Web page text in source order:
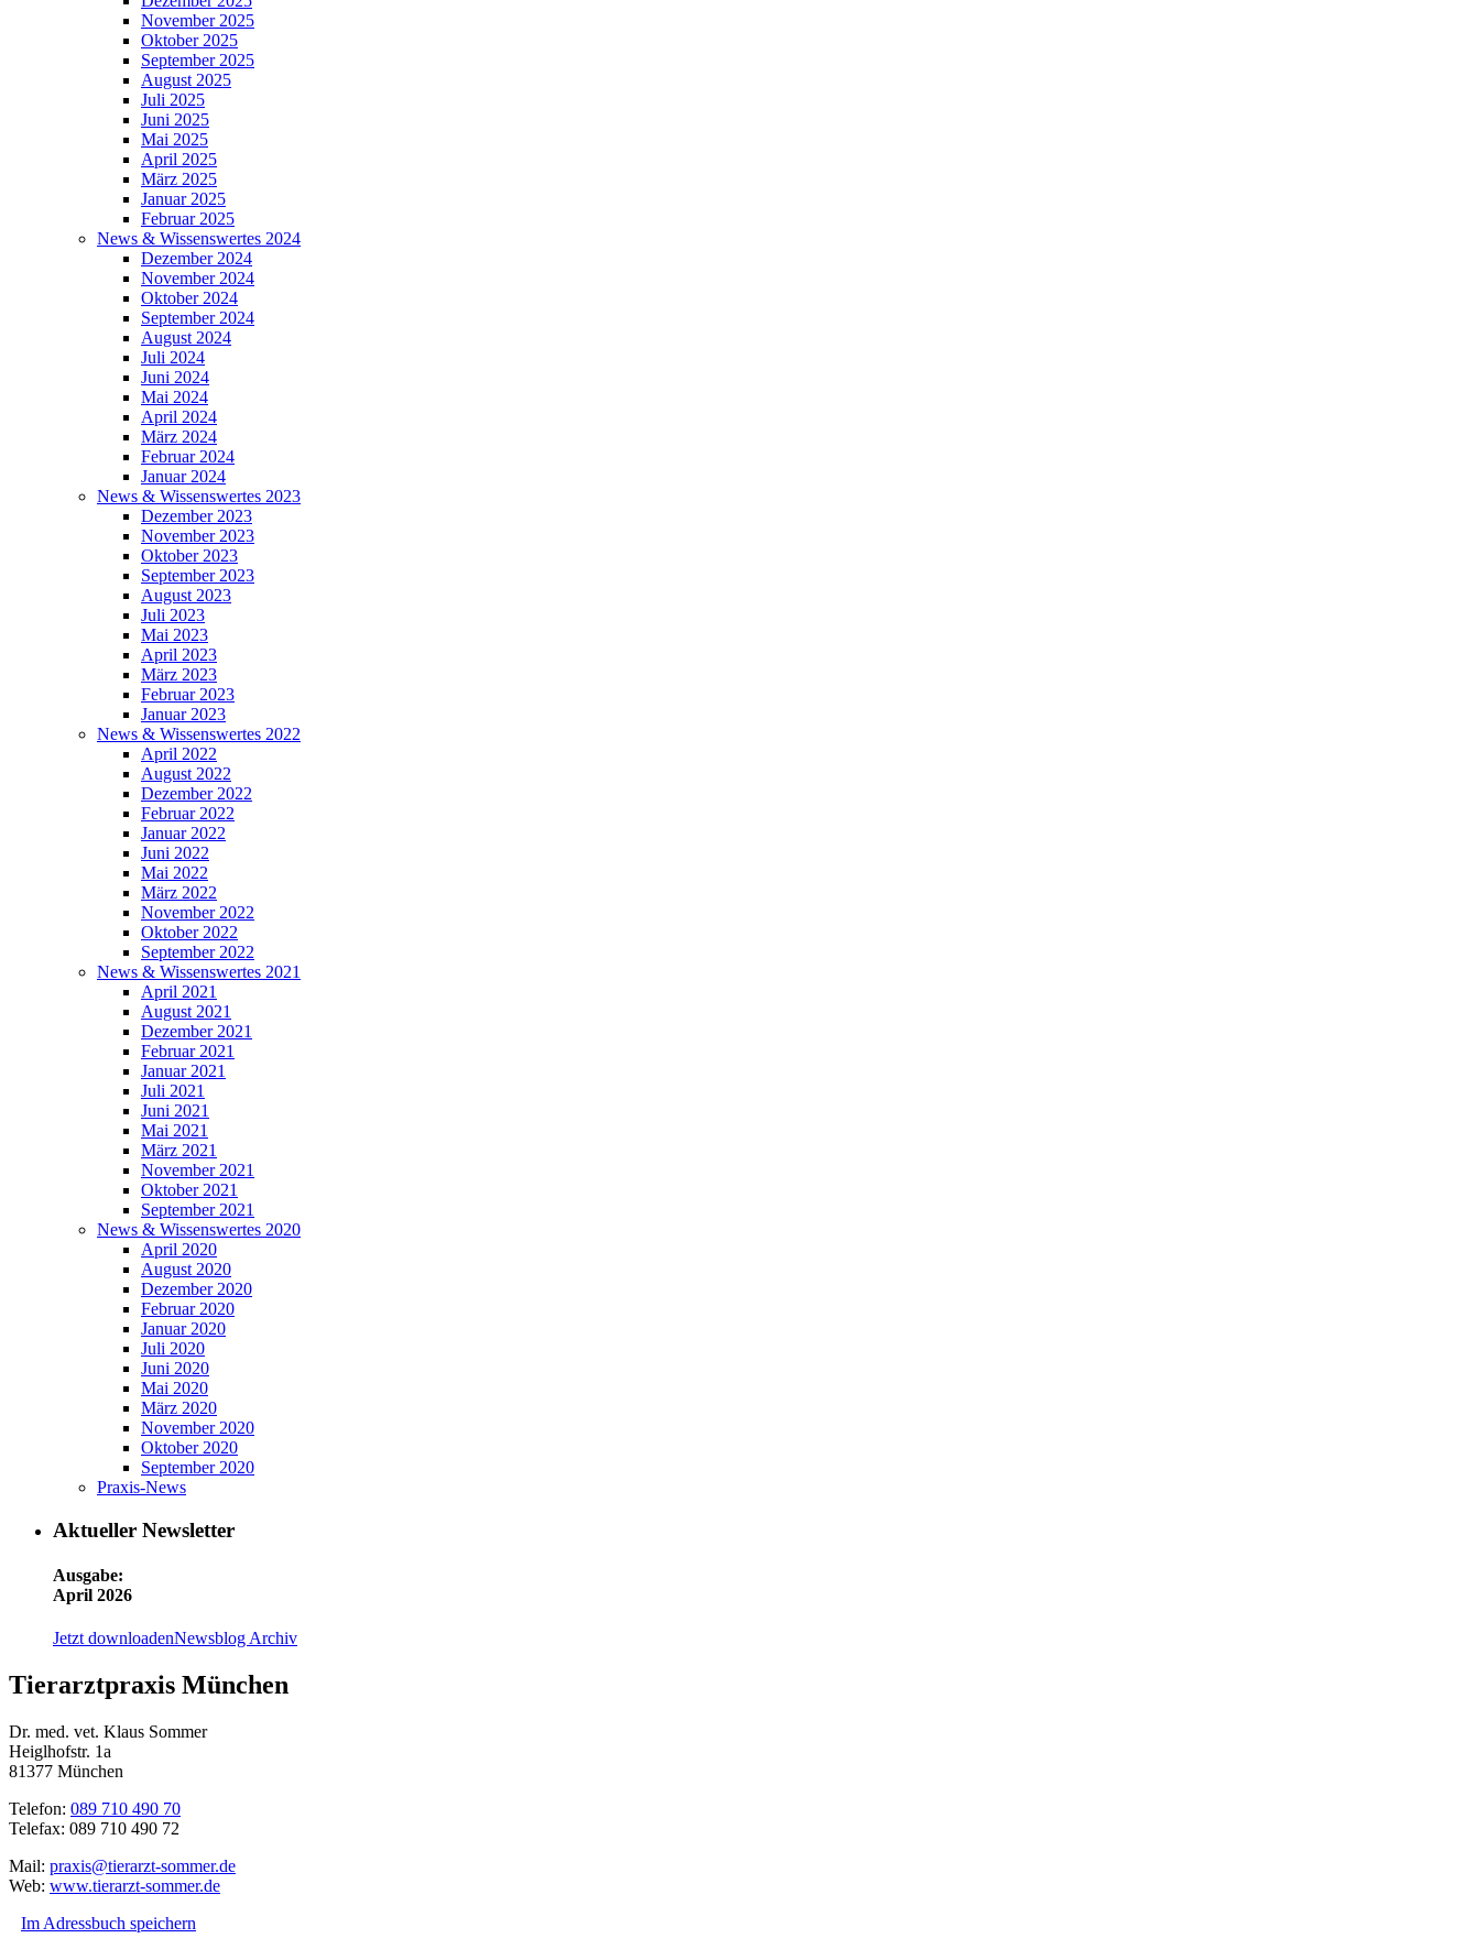
November 2025
Oktober 2025
September 2025
August 2025
Juli 2025
Juni 2025
Mai 2025
April 2025
März 2025
Januar 2025
Februar 2025
News & Wissenswertes 2024
Dezember 2024
November 2024
Oktober 2024
September 2024
August 2024
Juli 2024
Juni 2024
Mai 2024
April 2024
März 2024
Februar 2024
Januar 2024
News & Wissenswertes 2023
Dezember 2023
November 2023
Oktober 2023
September 2023
August 2023
Juli 2023
Mai 2023
April 2023
März 2023
Februar 2023
Januar 2023
News & Wissenswertes 2022
April 2022
August 2022
Dezember 2022
Februar 2022
Januar 2022
Juni 2022
Mai 2022
März 2022
November 2022
Oktober 2022
September 2022
News & Wissenswertes 2021
April 2021
August 2021
Dezember 2021
Februar 2021
Januar 2021
Juli 2021
Juni 2021
Mai 2021
März 2021
November 2021
Oktober 2021
September 2021
News & Wissenswertes 2020
April 2020
August 2020
Dezember 2020
Februar 2020
Januar 2020
Juli 2020
Juni 2020
Mai 2020
März 2020
November 2020
Oktober 2020
September 2020
Praxis-News
Aktueller Newsletter
Ausgabe:
April 2026
Jetzt downloadenNewsblog Archiv
Tierarztpraxis München
Dr. med. vet. Klaus Sommer
Heiglhofstr. 1a
81377 München
Telefon: 089 710 490 70
Telefax: 089 710 490 72
Mail: praxis@tierarzt-sommer.de
Web: www.tierarzt-sommer.de
Im Adressbuch speichern